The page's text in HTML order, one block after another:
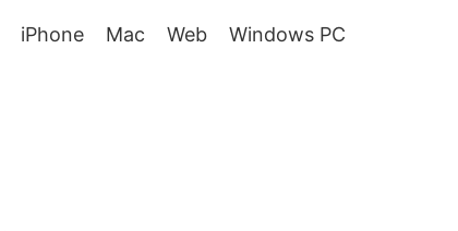
iPhone Mac Web Windows PC